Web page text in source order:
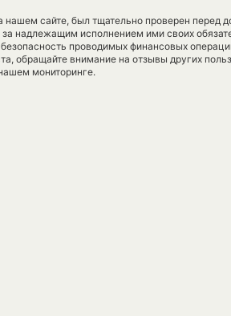
сайте, был тщательно проверен перед
надлежащим исполнением ими своих
проводимых финансовых
обращайте внимание на отзывы других
мониторинге.